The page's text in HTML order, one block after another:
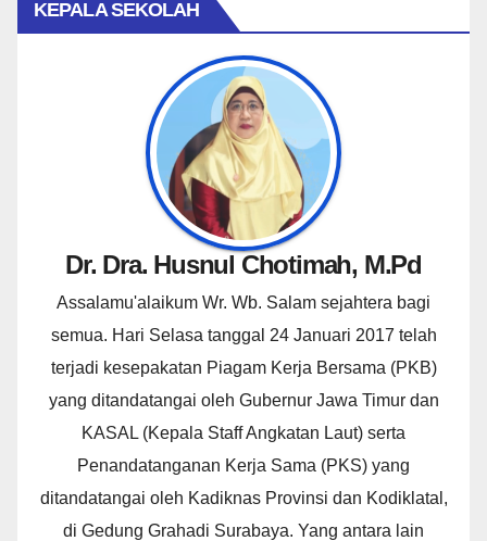
KEPALA SEKOLAH
Dr. Dra. Husnul Chotimah, M.Pd
Assalamu'alaikum Wr. Wb. Salam sejahtera bagi
semua. Hari Selasa tanggal 24 Januari 2017 telah
terjadi kesepakatan Piagam Kerja Bersama (PKB)
yang ditandatangai oleh Gubernur Jawa Timur dan
KASAL (Kepala Staff Angkatan Laut) serta
Penandatanganan Kerja Sama (PKS) yang
ditandatangai oleh Kadiknas Provinsi dan Kodiklatal,
di Gedung Grahadi Surabaya. Yang antara lain